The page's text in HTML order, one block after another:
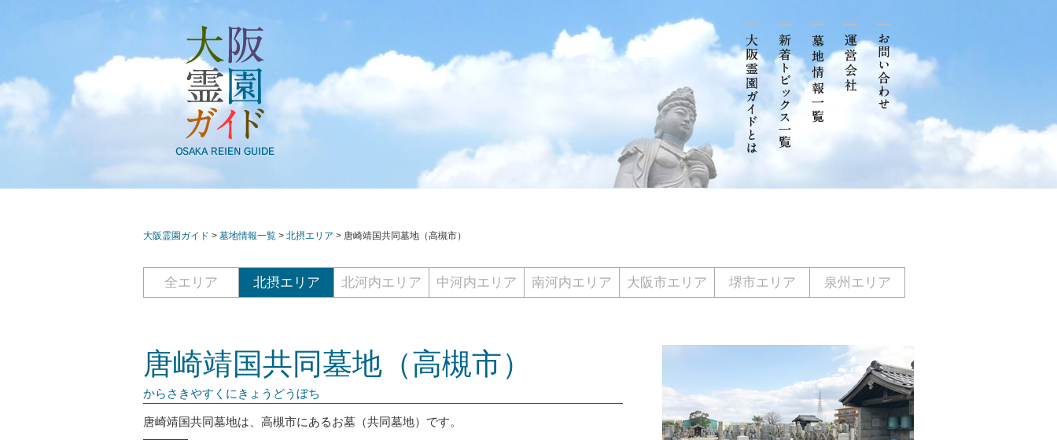
大阪霊園ガイド > 墓地情報一覧 > 北摂エリア > 唐崎靖国共同墓地（高槻市）
全エリア 北摂エリア 北河内エリア 中河内エリア 南河内エリア 大阪市エリア 堺市エリア 泉州エリア
唐崎靖国共同墓地（高槻市）
からさきやすくにきょうどうぼち
唐崎靖国共同墓地は、高槻市にあるお墓（共同墓地）です。